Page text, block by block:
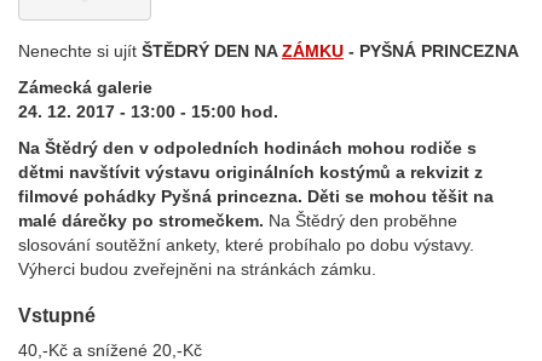
Nenechte si ujít ŠTĚDRÝ DEN NAZÁMKU - PYŠNÁ PRINCEZNA
Zámecká galerie
24. 12. 2017 - 13:00 - 15:00 hod.
Na Štědrý den v odpoledních hodinách mohou rodiče s
dětmi navštívit výstavu originálních kostýmů a rekvizit z
filmové pohádky Pyšná princezna. Děti se mohou těšit na
malé dárečky po stromečkem. Na Štědrý den proběhne
slosování soutěžní ankety, které probíhalo po dobu výstavy.
Výherci budou zveřejněni na stránkách zámku.
Vstupné
40,-Kč a snížené 20,-Kč